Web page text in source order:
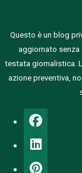
Questo è un blog
aggiornato senza
testata giornalistica.
azione preventiva,